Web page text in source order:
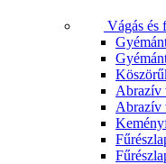
Vágás és
Abrazív
Abrazív